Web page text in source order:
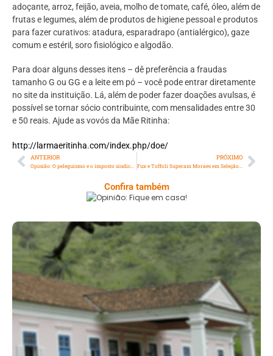
adoçante, arroz, feijão, aveia, molho de tomate, café, óleo, além de
frutas e legumes, além de produtos de higiene pessoal e produtos
para fazer curativos: atadura, esparadrapo (antialérgico), gaze
comum e estéril, soro fisiológico e algodão.
Para doar alguns desses itens – dê preferência a fraudas
tamanho G ou GG e a leite em pó – você pode entrar diretamente
no site da instituição. Lá, além de poder fazer doações avulsas, é
possível se tornar sócio contribuinte, com mensalidades entre 30
e 50 reais. Ajude as vovós da Mãe Ritinha:
http://larmaeritinha.com/index.php/doe/
ANTERIOR PRÓXIMO
Fux e Toffoli Superam Moraes em Seleção para Vaga no STJ
Confira também
Opinião: Fique Em Casa!
Serra: Fazenda Santa Cecília – Um Legado
Histórico Repleto De Beleza